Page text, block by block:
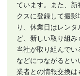
ています。また、
クスに登録して撮
り、休業日はレン
ど、新しい取り組
当社が取り組んで
などにつながると
業者との情報交換